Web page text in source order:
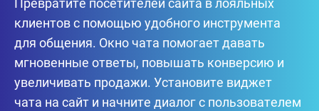
клиентов с помощью удобного инструмента
для общения. Окно чата помогает давать
мгновенные ответы, повышать конверсию и
увеличивать продажи. Установите виджет
чата на сайт и начните диалог с пользователем